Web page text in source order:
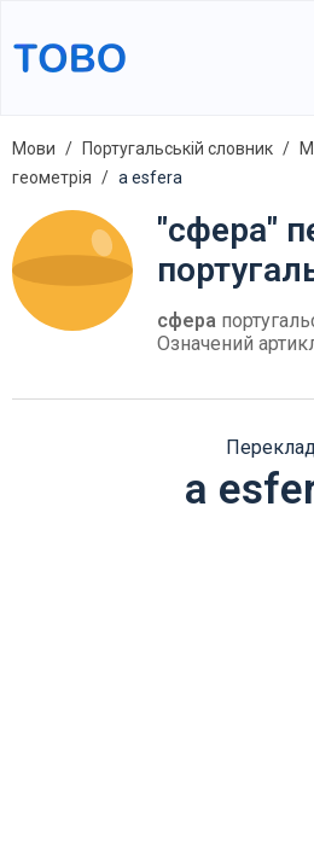
Мови Португальській словник
геометрія
a esfera
"сфера"
сфера
Означений
a